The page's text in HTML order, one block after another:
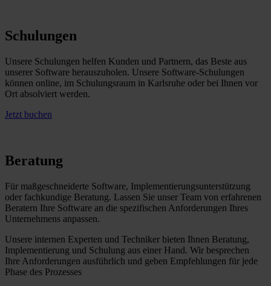
Schulungen
Unsere Schulungen helfen Kunden und Partnern, das Beste aus
unserer Software herauszuholen. Unsere Software-Schulungen
können online, im Schulungsraum in Karlsruhe oder bei Ihnen vor
Ort absolviert werden.
Jetzt buchen
Beratung
Für maßgeschneiderte Software, Implementierungsunterstützung
oder fachkundige Beratung. Lassen Sie unser Team von erfahrenen
Beratern Ihre Software an die spezifischen Anforderungen Ihres
Unternehmens anpassen.
Unsere internen Experten und Techniker bieten Ihnen Beratung,
Implementierung und Schulung aus einer Hand. Wir besprechen
Ihre Anforderungen ausführlich und geben Empfehlungen für jede
Phase des Prozesses